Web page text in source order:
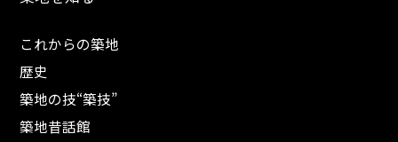
これからの築地
歴史
築地の技“築技”
築地昔話館